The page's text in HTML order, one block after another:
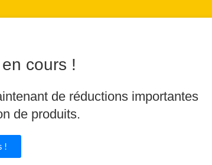
cours !
de réductions importantes
de produits.
!
Joint
Joint bride